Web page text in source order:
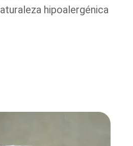
hipoalergénica